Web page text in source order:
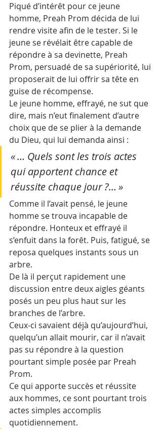
Piqué d’intérêt pour ce jeune
homme, Preah Prom décida de lui
rendre visite afin de le tester. Si le
jeune se révélait être capable de
répondre à sa devinette, Preah
Prom, persuadé de sa supériorité, lui
proposerait de lui offrir sa tête en
guise de récompense.
Le jeune homme, effrayé, ne sut que
dire, mais n’eut finalement d’autre
choix que de se plier à la demande
du Dieu, qui lui demanda ainsi :
« … Quels sont les trois actes
qui apportent chance et
réussite chaque jour ?… »
Comme il l’avait pensé, le jeune
homme se trouva incapable de
répondre. Honteux et effrayé il
s’enfuit dans la forêt. Puis, fatigué, se
reposa quelques instants sous un
arbre.
De là il perçut rapidement une
discussion entre deux aigles géants
posés un peu plus haut sur les
branches de l’arbre.
Ceux-ci savaient déjà qu’aujourd’hui,
quelqu’un allait mourir, car il n’avait
pas su répondre à la question
pourtant simple posée par Preah
Prom.
Ce qui apporte succès et réussite
aux hommes, ce sont pourtant trois
actes simples accomplis
quotidiennement.